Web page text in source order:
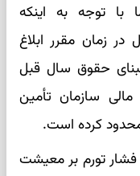
توجه به اینکه
در زمان مقرر ابلاغ
حقوق سال قبل
سازمان تأمین
محدود کرده است.
تورم بر معیشت